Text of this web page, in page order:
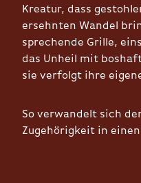
Kreatur, dass
ersehnten Wandel
sprechende Grille,
das Unheil mit
sie verfolgt ihre
So verwandelt sich
Zugehörigkeit in